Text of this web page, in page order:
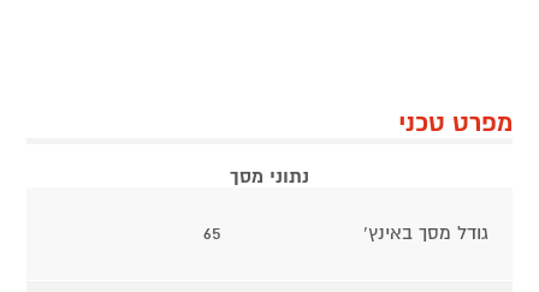
מפרט טכני
נתוני מסך
גודל מסך באינץ' 65